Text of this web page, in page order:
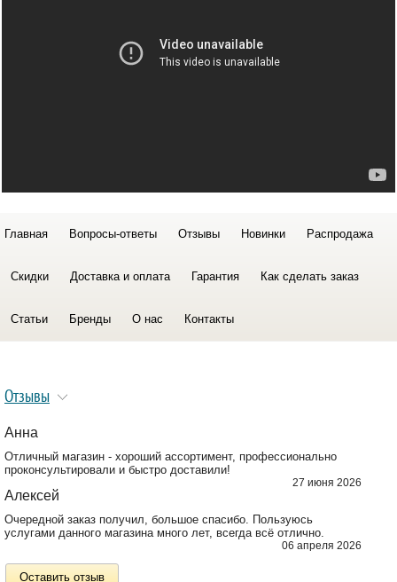
Главная Вопросы-ответы Отзывы Новинки Распродажа
Скидки Доставка и оплата Гарантия Как сделать заказ
Статьи Бренды О нас Контакты
Отзывы
Анна
Отличный магазин - хороший ассортимент, профессионально
проконсультировали и быстро доставили!
27 июня 2026
Алексей
Очередной заказ получил, большое спасибо. Пользуюсь
услугами данного магазина много лет, всегда всё отлично.
06 апреля 2026
Оставить отзыв